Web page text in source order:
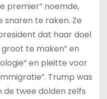
premier” noemde,
snaren te raken. Ze
dat haar doel
te maken” en
en pleitte voor
Trump was
de twee dolden zelfs